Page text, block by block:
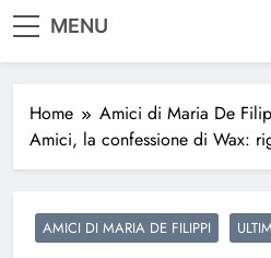
MENU
Home
Amici di Maria De
Amici, la confessione di Wax:
AMICI DI MARIA DE FILIPPI